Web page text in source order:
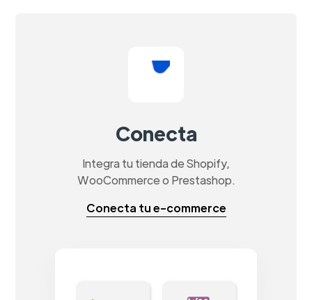
Conecta
Integra tu tienda de Shopify,
WooCommerce o Prestashop.
Conecta tu e-commerce